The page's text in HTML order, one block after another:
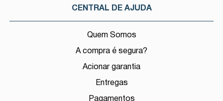
CENTRAL DE AJUDA
Quem Somos
A compra é segura?
Acionar garantia
Entregas
Pagamentos